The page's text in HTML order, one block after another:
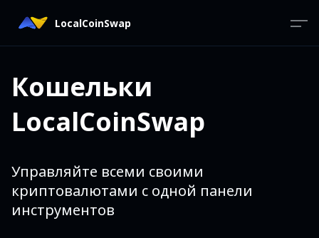
LocalCoinSwap
Кошельки
LocalCoinSwap
Управляйте всеми своими
криптовалютами с одной панели
инструментов